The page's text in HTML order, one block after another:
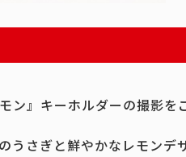
ン』キーホルダーの撮影を
うさぎと鮮やかなレモンデ